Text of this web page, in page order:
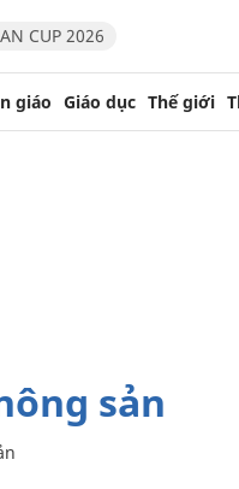
CUP 2026
giáo Giáo dục Thế giới
sản